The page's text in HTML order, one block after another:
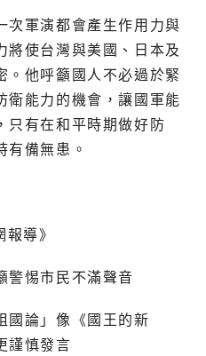
次軍演都會產生作用力與
將使台灣與美國、日本及
。他呼籲國人不必過於緊
衛能力的機會，讓國軍能
只有在和平時期做好防
有備無患。
導》
惕市民不滿聲音
國論」像《國王的新
謹慎發言